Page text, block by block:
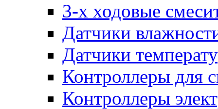
3-х ходовые
Датчики
Датчики
Контроллеры для
Контроллеры